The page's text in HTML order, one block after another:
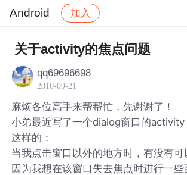
Android 加入
社区 Android 帖子详情
关于activity的焦点问题
qq69696698
2010-09-21
麻烦各位高手来帮帮忙，先谢谢了！
小弟最近写了一个dialog窗口的activity
这样的：
当我点击窗口以外的地方时，有没有可
因为我想在该窗口失去焦点时进行一